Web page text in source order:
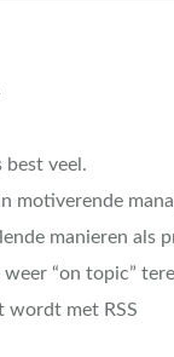
best veel.
motiverende
manieren
weer “on topic”
wordt met RSS